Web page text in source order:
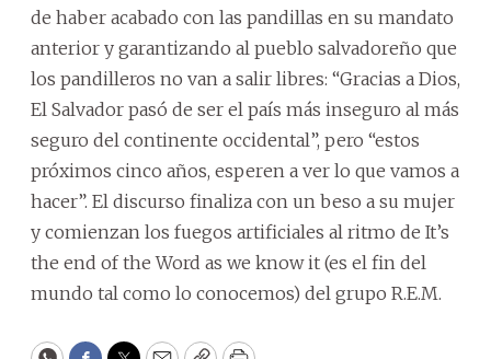
de haber acabado con las pandillas en su mandato
anterior y garantizando al pueblo salvadoreño que
los pandilleros no van a salir libres: “Gracias a Dios,
El Salvador pasó de ser el país más inseguro al más
seguro del continente occidental”, pero “estos
próximos cinco años, esperen a ver lo que vamos a
hacer”. El discurso finaliza con un beso a su mujer
y comienzan los fuegos artificiales al ritmo de It’s
the end of the Word as we know it (es el fin del
mundo tal como lo conocemos) del grupo R.E.M.